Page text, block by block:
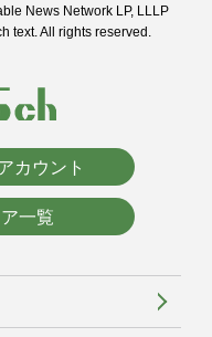
News Network LP, LLLP
text. All rights reserved.
カウント
一覧